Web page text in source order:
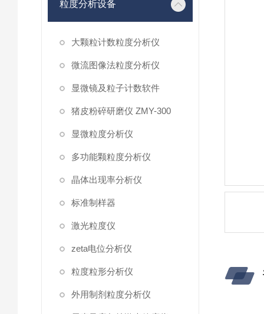
粒度分析设备
大颗粒计数粒度分析仪
微流图像法粒度分析仪
显微镜及粒子计数软件
猪皮粉碎研磨仪 ZMY-300
显微粒度分析仪
多功能颗粒度分析仪
晶体出现率分析仪
标准制样器
激光粒度仪
zeta电位分析仪
粒度粒形分析仪
外用制剂粒度分析仪